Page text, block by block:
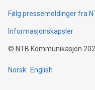
Følg pressemeldinger fra
Informasjonskapsler
© NTB Kommunikasjon
Norsk English